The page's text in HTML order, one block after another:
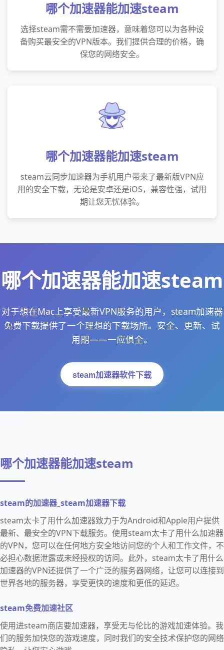
哪个加速器能加速steam
选择steam需不需要加速器，意味着您可以为各种设
备购买最安全的VPN版本。我们提供合理的价格，确
保您的网络安全。
哪个加速器能加速steam
steam云同步加速器为手机用户带来了最新版VPN应
用的安全下载，无论是安卓还是iOS，兼容性强，试用
期让您无忧体验。
哪个加速器能加速steam
对于想在Mac上享受最新VPN服务的用户，steam加速器
免费下载提供了一个理想的下载场所。安全、更新、试
用期——一应俱全。
steam加速器软件下载
哪个加速器能加速steam
steam的加速器_steam加速器下载
steam太卡了用什么加速器致力于为Android和Apple用户提供
最新、最安全的VPN下载服务。使用steam太卡了用什么加速器
的VPN，您可以在任何地方安全地访问您的个人和工作文件，不
必担心数据泄露或未经授权的访问。此外，steam太卡了用什么
加速器的VPN还提供了一个广泛的服务器网络，让您可以连接到
世界各地的服务器，享受更快的速度和更低的延迟。
steam免费加速社区
使用进steam商店要加速器，享受无与伦比的游戏加速体验。我
们的服务加快您的游戏速度，同时我们的安全技术保护您的网络